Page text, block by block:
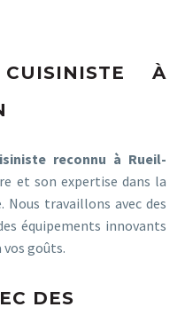
À
reconnu à Rueil-
et son expertise dans la
Nous travaillons avec des
équipements innovants
vos goûts.
DES